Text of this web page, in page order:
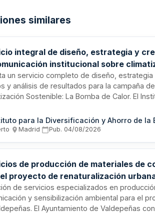
similares
integral de diseño, estrategia y
institucional sobre
para la Diversificación y Ahorro
un servicio completo de diseño,
y análisis de resultados para la campaña
Sostenible: La Bomba de Calor. El
con experiencia demostrada en
abarca la totalidad del proceso de
para la Diversificación y Ahorro de la
· Madrid· Pub. 04/08/2026
de producción de materiales de
proyecto de renaturalización
de servicios especializados en
y sensibilización ambiental para el
El Ayuntamiento de Valdepeñas